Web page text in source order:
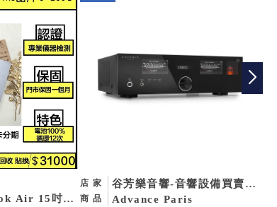
Air 15吋
店家
谷芳樂音響-音響設備買賣,
家庭劇院音響,台中音響設備
商品 Advance Paris